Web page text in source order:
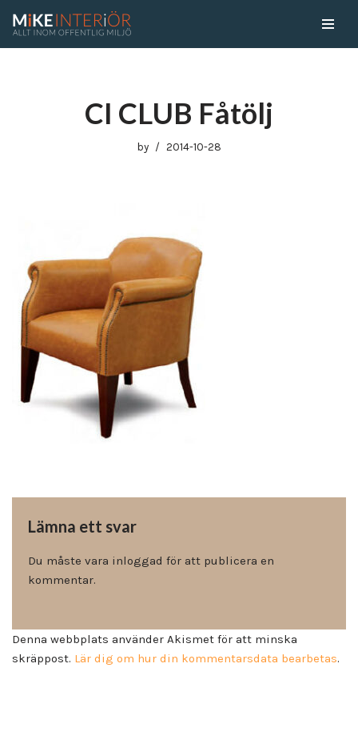
CI CLUB Fåtölj
by 2014-10-28
Lämna ett svar
Du måste vara inloggad för att publicera en
kommentar.
Denna webbplats använder Akismet för att minska
skräppost. Lär dig om hur din kommentarsdata bearbetas.